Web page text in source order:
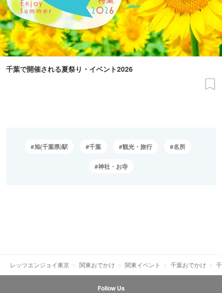
千葉で開催される夏祭り・イベント2026
旭(千葉県)駅 千葉 観光・旅行 名所
神社・お寺
レッツエンジョイ東京 関東おでかけ 関東イベント 千葉おでかけ
Follow Us